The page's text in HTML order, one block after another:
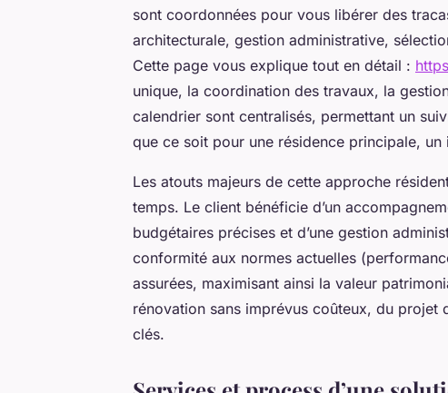
sont coordonnées pour vous libérer des
architecturale, gestion administrative,
Cette page vous explique tout en détail :
unique, la coordination des travaux, la
calendrier sont centralisés, permettant un
que ce soit pour une résidence principale,
Les atouts majeurs de cette approche
temps. Le client bénéficie d’un
budgétaires précises et d’une gestion
conformité aux normes actuelles
assurées, maximisant ainsi la valeur
rénovation sans imprévus coûteux, du projet
clés.